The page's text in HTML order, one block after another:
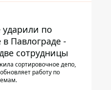
ударили по
Павлограде -
сотрудницы
сортировочное депо,
работу по